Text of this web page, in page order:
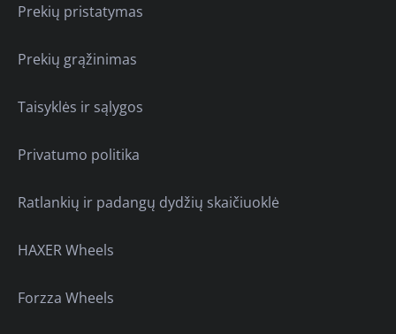
Prekių pristatymas
Prekių grąžinimas
Taisyklės ir sąlygos
Privatumo politika
Ratlankių ir padangų dydžių skaičiuoklė
HAXER Wheels
Forzza Wheels